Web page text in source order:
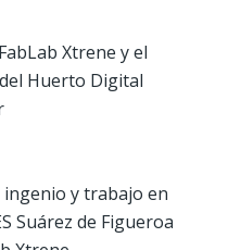
Xtrene y el
Huerto Digital
y trabajo en
Suárez de Figueroa